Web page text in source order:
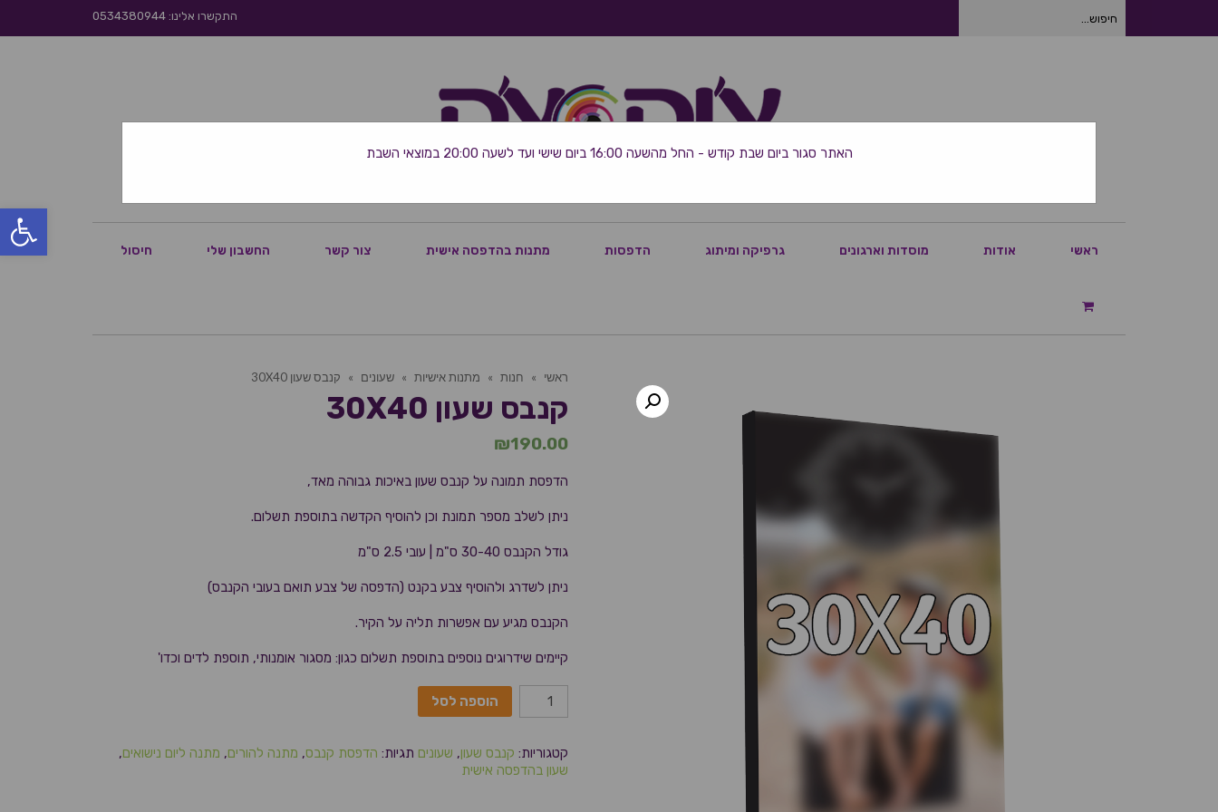
פתח
חיפוש התקשרו אלינו: 0534380944
ראשי אודות מוסדות וארגונים גרפיקה ומיתוג הדפסות מתנות בהדפסה אישית צור קשר החשבון שלי חיסול
ראשי » חנות » מתנות אישיות » שעונים » קנבס שעון 30X40
קנבס שעון 30X40
₪190.00
הדפסת תמונה על קנבס שעון באיכות גבוהה מאד,
ניתן לשלב מספר תמונת וכן להוסיף הקדשה בתוספת תשלום.
גודל הקנבס 30-40 ס"מ | עובי 2.5 ס"מ
ניתן לשדרג ולהוסיף צבע בקנט (הדפסה של צבע תואם בעובי הקנבס)
הקנבס מגיע עם אפשרות תליה על הקיר.
קיימים שידרוגים נוספים בתוספת תשלום כגון: מסגור אומנותי, תוספת לדים וכדו'
הוספה לסל
קטגוריות: קנבס שעון, שעונים תגיות: הדפסת קנבס, מתנה להורים, מתנה ליום נישואים,
שעון בהדפסה אישית
האתר סגור ביום שבת קודש - החל מהשעה 16:00 ביום שישי ועד לשעה 20:00 במוצאי השבת